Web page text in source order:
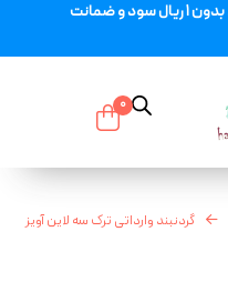
0
گردنبند وارداتی ترک سه لاین آویز